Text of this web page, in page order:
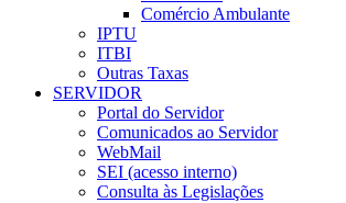
Comércio Ambulante
IPTU
ITBI
Outras Taxas
SERVIDOR
Portal do Servidor
Comunicados ao Servidor
WebMail
SEI (acesso interno)
Consulta às Legislações